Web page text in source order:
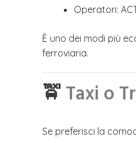
Operatori:
È uno dei modi più
ferroviaria.
🚖Taxi o
Se preferisci la